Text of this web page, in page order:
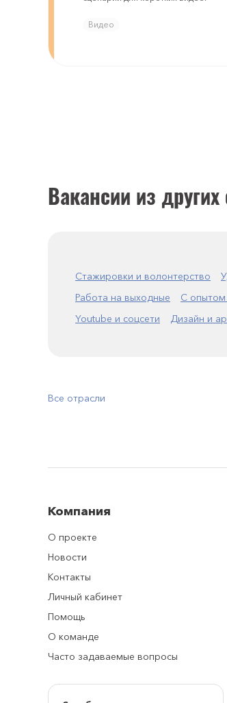
Видео
Вакансии из других
Стажировки и волонтерство
Работа на выходные
С
Youtube и соцсети
Дизайн и
Все отрасли
Компания
О проекте
Новости
Контакты
Личный кабинет
Помощь
О команде
Часто задаваемые вопросы